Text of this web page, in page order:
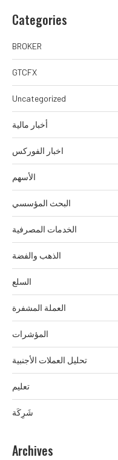
Categories
BROKER
GTCFX
Uncategorized
أخبار مالية
اخبار الفوركس
الأسهم
البحث المؤسسي
الخدمات المصرفية
الذهب والفضة
السلع
العملة المشفرة
المؤشرات
تحليل العملات الأجنبية
تعليم
شَرِكَة
Archives